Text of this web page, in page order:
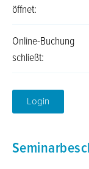
öffnet:
Online-Buchung
schließt:
Login